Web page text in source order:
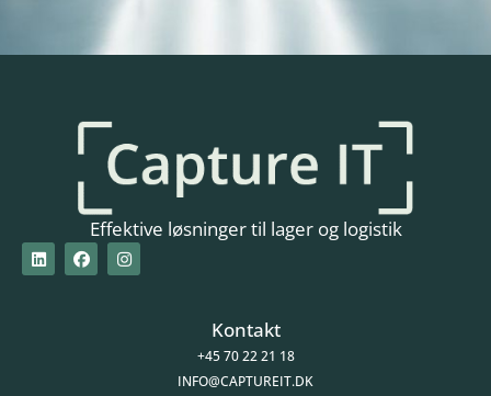
Effektive løsninger til lager og logistik
Kontakt
+45 70 22 21 18
INFO@CAPTUREIT.DK